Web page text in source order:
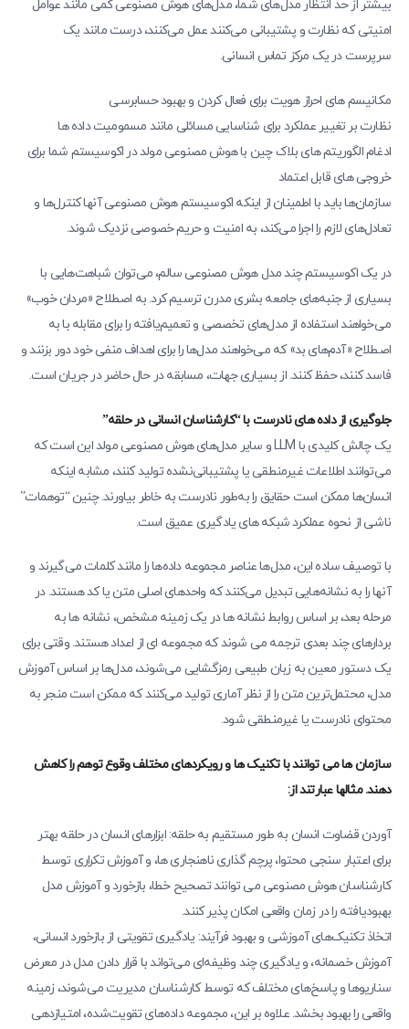
بیشتر از حد انتظار مدل‌های شما، مدل‌های هوش مصنوعی کمی مانند عوامل
امنیتی که نظارت و پشتیبانی می‌کنند عمل می‌کنند، درست مانند یک
سرپرست در یک مرکز تماس انسانی.
مکانیسم های احراز هویت برای فعال کردن و بهبود حسابرسی
نظارت بر تغییر عملکرد برای شناسایی مسائلی مانند مسمومیت داده ها
ادغام الگوریتم های بلاک چین با هوش مصنوعی مولد در اکوسیستم شما برای
خروجی های قابل اعتماد
سازمان‌ها باید با اطمینان از اینکه اکوسیستم هوش مصنوعی آنها کنترل‌ها و
تعادل‌های لازم را اجرا می‌کند، به امنیت و حریم خصوصی نزدیک شوند.
در یک اکوسیستم چند مدل هوش مصنوعی سالم، می‌توان شباهت‌هایی با
بسیاری از جنبه‌های جامعه بشری مدرن ترسیم کرد. به اصطلاح «مردان خوب»
می‌خواهند استفاده از مدل‌های تخصصی و تعمیم‌یافته را برای مقابله با به
اصطلاح «آدم‌های بد» که می‌خواهند مدل‌ها را برای اهداف منفی خود دور بزنند و
فاسد کنند، حفظ کنند. از بسیاری جهات، مسابقه در حال حاضر در جریان است.
جلوگیری از داده های نادرست با “کارشناسان انسانی در حلقه”
یک چالش کلیدی با LLM و سایر مدل‌های هوش مصنوعی مولد این است که
می‌توانند اطلاعات غیرمنطقی یا پشتیبانی‌نشده تولید کنند، مشابه اینکه
انسان‌ها ممکن است حقایق را به‌طور نادرست به خاطر بیاورند. چنین “توهمات”
ناشی از نحوه عملکرد شبکه های یادگیری عمیق است.
با توصیف ساده این، مدل‌ها عناصر مجموعه داده‌ها را مانند کلمات می‌گیرند و
آنها را به نشانه‌هایی تبدیل می‌کنند که واحدهای اصلی متن یا کد هستند. در
مرحله بعد، بر اساس روابط نشانه ها در یک زمینه مشخص، نشانه ها به
بردارهای چند بعدی ترجمه می شوند که مجموعه ای از اعداد هستند. وقتی برای
یک دستور معین به زبان طبیعی رمزگشایی می‌شوند، مدل‌ها بر اساس آموزش
مدل، محتمل‌ترین متن را از نظر آماری تولید می‌کنند که ممکن است منجر به
محتوای نادرست یا غیرمنطقی شود.
سازمان ها می توانند با تکنیک ها و رویکردهای مختلف وقوع توهم را کاهش
دهند. مثالها عبارتند از:
آوردن قضاوت انسان به طور مستقیم به حلقه: ابزارهای انسان در حلقه بهتر
برای اعتبار سنجی محتوا، پرچم گذاری ناهنجاری ها، و آموزش تکراری توسط
کارشناسان هوش مصنوعی می توانند تصحیح خطا، بازخورد و آموزش مدل
بهبودیافته را در زمان واقعی امکان پذیر کنند.
اتخاذ تکنیک‌های آموزشی و بهبود فرآیند: یادگیری تقویتی از بازخورد انسانی،
آموزش خصمانه، و یادگیری چند وظیفه‌ای می‌تواند با قرار دادن مدل در معرض
سناریوها و پاسخ‌های مختلف که توسط کارشناسان مدیریت می‌شوند، زمینه
واقعی را بهبود بخشد. علاوه بر این، مجموعه داده‌های تقویت‌شده، امتیازدهی